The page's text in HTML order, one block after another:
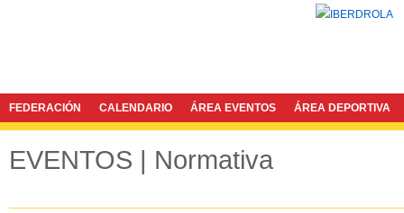
FEDERACIÓN CALENDARIO ÁREA EVENTOS ÁREA DEPORTIVA
EVENTOS | Normativa